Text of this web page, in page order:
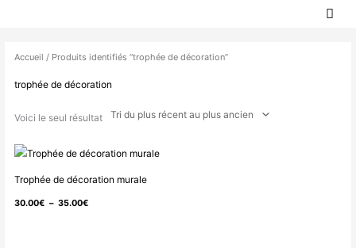
Accueil / Produits identifiés “trophée de décoration”
trophée de décoration
Voici le seul résultat
Trophée de décoration murale
30.00€ – 35.00€
Plage
30.00€